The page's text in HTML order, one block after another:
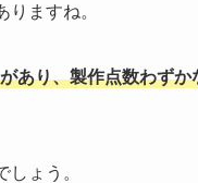
ますね。
あり、製作点数わず
ょう。